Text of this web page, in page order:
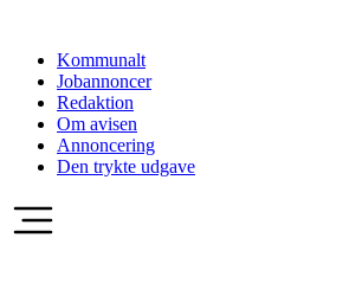
indholdKommunalt
Jobannoncer
Redaktion
Om avisen
Annoncering
Den trykte udgave